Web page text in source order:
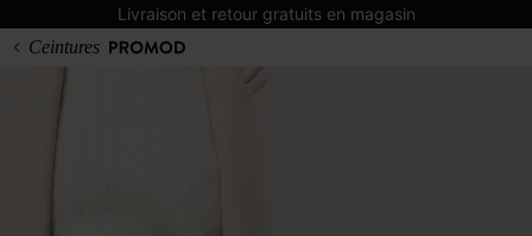
Livraison et retour gratuits en magasin
Ceintures